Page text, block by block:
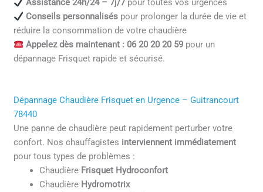
Assistance 24h/24 – 7j/7pour toutes vos urgences
Conseils personnaliséspour prolonger la durée de vie et
réduire la consommation de votre chaudière
Appelez dès maintenant : 06 20 20 20 59pour un
dépannage Frisquet rapide et sécurisé.
Dépannage Chaudière Frisquet en Urgence – Guitrancourt
78440
Une panne de chaudière peut rapidement perturber votre
confort. Nos chauffagistes interviennent immédiatement
pour tous types de problèmes :
Chaudière Frisquet Hydroconfort
Chaudière Hydromotrix